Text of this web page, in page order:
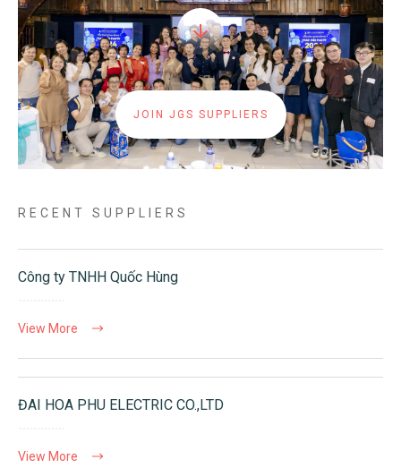
JOIN JGS SUPPLIERS
RECENT SUPPLIERS
Công ty TNHH Quốc Hùng
View More
ĐAI HOA PHU ELECTRIC CO.,LTD
View More